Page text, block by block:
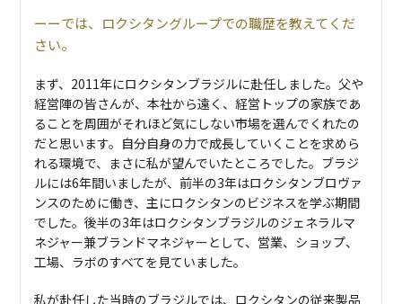
では、ロクシタングループでの職歴を教えてくだ
さい。
まず、2011年にロクシタンブラジルに赴任しました。父や
経営陣の皆さんが、本社から遠く、経営トップの家族であ
ることを周囲がそれほど気にしない市場を選んでくれたの
だと思います。自分自身の力で成長していくことを求めら
れる環境で、まさに私が望んでいたところでした。ブラジ
ルには6年間いましたが、前半の3年はロクシタンブロヴァ
ンスのために働き、主にロクシタンのビジネスを学ぶ期間
でした。後半の3年はロクシタンブラジルのジェネラルマ
ネジャー兼ブランドマネジャーとして、営業、ショップ、
工場、ラボのすべてを見ていました。
私が赴任した当時のブラジルでは、ロクシタンの従来製品